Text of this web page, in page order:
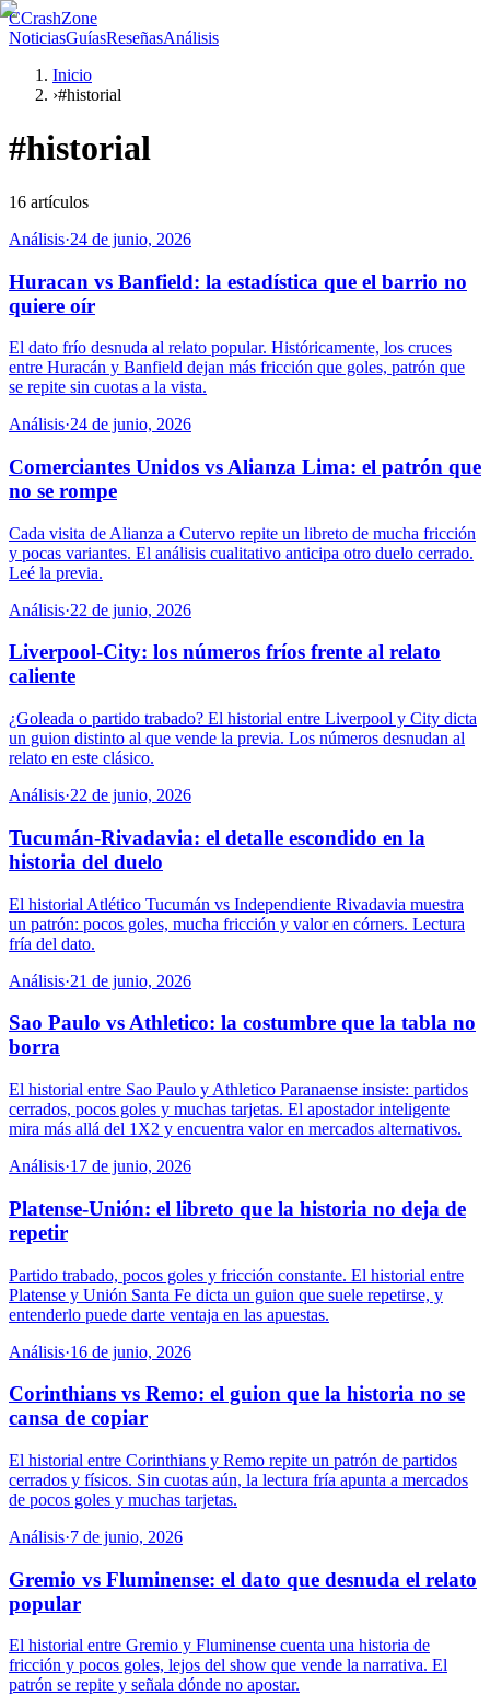
CCrashZone
NoticiasGuíasReseñasAnálisis
Inicio
›#historial
#historial
16 artículos
Análisis·24 de junio, 2026
Huracan vs Banfield: la estadística que el barrio no
quiere oír
El dato frío desnuda al relato popular. Históricamente, los cruces
entre Huracán y Banfield dejan más fricción que goles, patrón que
se repite sin cuotas a la vista.
Análisis·24 de junio, 2026
Comerciantes Unidos vs Alianza Lima: el patrón que
no se rompe
Cada visita de Alianza a Cutervo repite un libreto de mucha fricción
y pocas variantes. El análisis cualitativo anticipa otro duelo cerrado.
Leé la previa.
Análisis·22 de junio, 2026
Liverpool-City: los números fríos frente al relato
caliente
¿Goleada o partido trabado? El historial entre Liverpool y City dicta
un guion distinto al que vende la previa. Los números desnudan al
relato en este clásico.
Análisis·22 de junio, 2026
Tucumán-Rivadavia: el detalle escondido en la
historia del duelo
El historial Atlético Tucumán vs Independiente Rivadavia muestra
un patrón: pocos goles, mucha fricción y valor en córners. Lectura
fría del dato.
Análisis·21 de junio, 2026
Sao Paulo vs Athletico: la costumbre que la tabla no
borra
El historial entre Sao Paulo y Athletico Paranaense insiste: partidos
cerrados, pocos goles y muchas tarjetas. El apostador inteligente
mira más allá del 1X2 y encuentra valor en mercados alternativos.
Análisis·17 de junio, 2026
Platense-Unión: el libreto que la historia no deja de
repetir
Partido trabado, pocos goles y fricción constante. El historial entre
Platense y Unión Santa Fe dicta un guion que suele repetirse, y
entenderlo puede darte ventaja en las apuestas.
Análisis·16 de junio, 2026
Corinthians vs Remo: el guion que la historia no se
cansa de copiar
El historial entre Corinthians y Remo repite un patrón de partidos
cerrados y físicos. Sin cuotas aún, la lectura fría apunta a mercados
de pocos goles y muchas tarjetas.
Análisis·7 de junio, 2026
Gremio vs Fluminense: el dato que desnuda el relato
popular
El historial entre Gremio y Fluminense cuenta una historia de
fricción y pocos goles, lejos del show que vende la narrativa. El
patrón se repite y señala dónde no apostar.